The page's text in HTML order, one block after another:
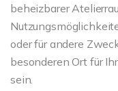
beheizbarer
oder für andere
besonderen Ort für
sein.